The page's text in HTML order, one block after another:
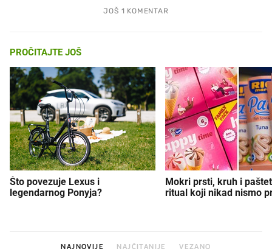
JOŠ 1 KOMENTAR
PROČITAJTE JOŠ
Što povezuje Lexus i
legendarnog Ponyja?
Mokri prsti, kruh i
ritual koji nikad nismo
NAJNOVIJE NAJČITANIJE VEZANO